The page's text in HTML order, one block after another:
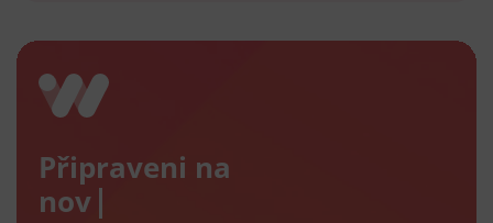
Připraveni na
nový e-sh